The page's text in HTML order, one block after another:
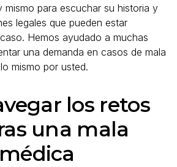
mismo para escuchar su historia y
legales que pueden estar
Hemos ayudado a muchas
una demanda en casos de mala
mismo por usted.
los retos
una mala